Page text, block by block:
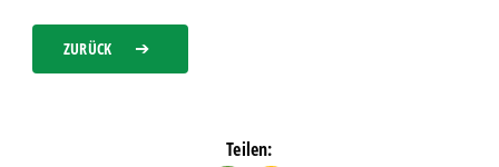
ZURÜCK
Teilen: